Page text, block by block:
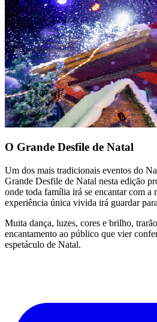
O Grande Desfile de Natal
Um dos mais tradicionais eventos do
Grande Desfile de Natal nesta edição
onde toda família irá se encantar com a
experiência única vivida irá guardar
Muita dança, luzes, cores e brilho,
encantamento ao público que vier
espetáculo de Natal.